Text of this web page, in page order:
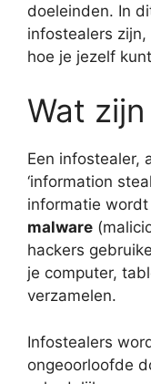
doeleinden. In
infostealers
hoe je jezelf
Wat
Een infostealer,
‘information
informatie
malware
hackers
je computer,
verzamelen.
Infostealers
ongeoorloofde